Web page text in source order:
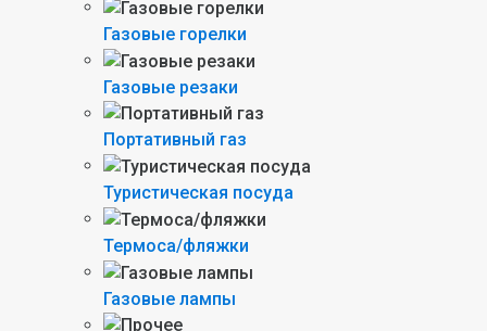
Газовые горелки
Газовые резаки
Портативный газ
Туристическая посуда
Термоса/фляжки
Газовые лампы